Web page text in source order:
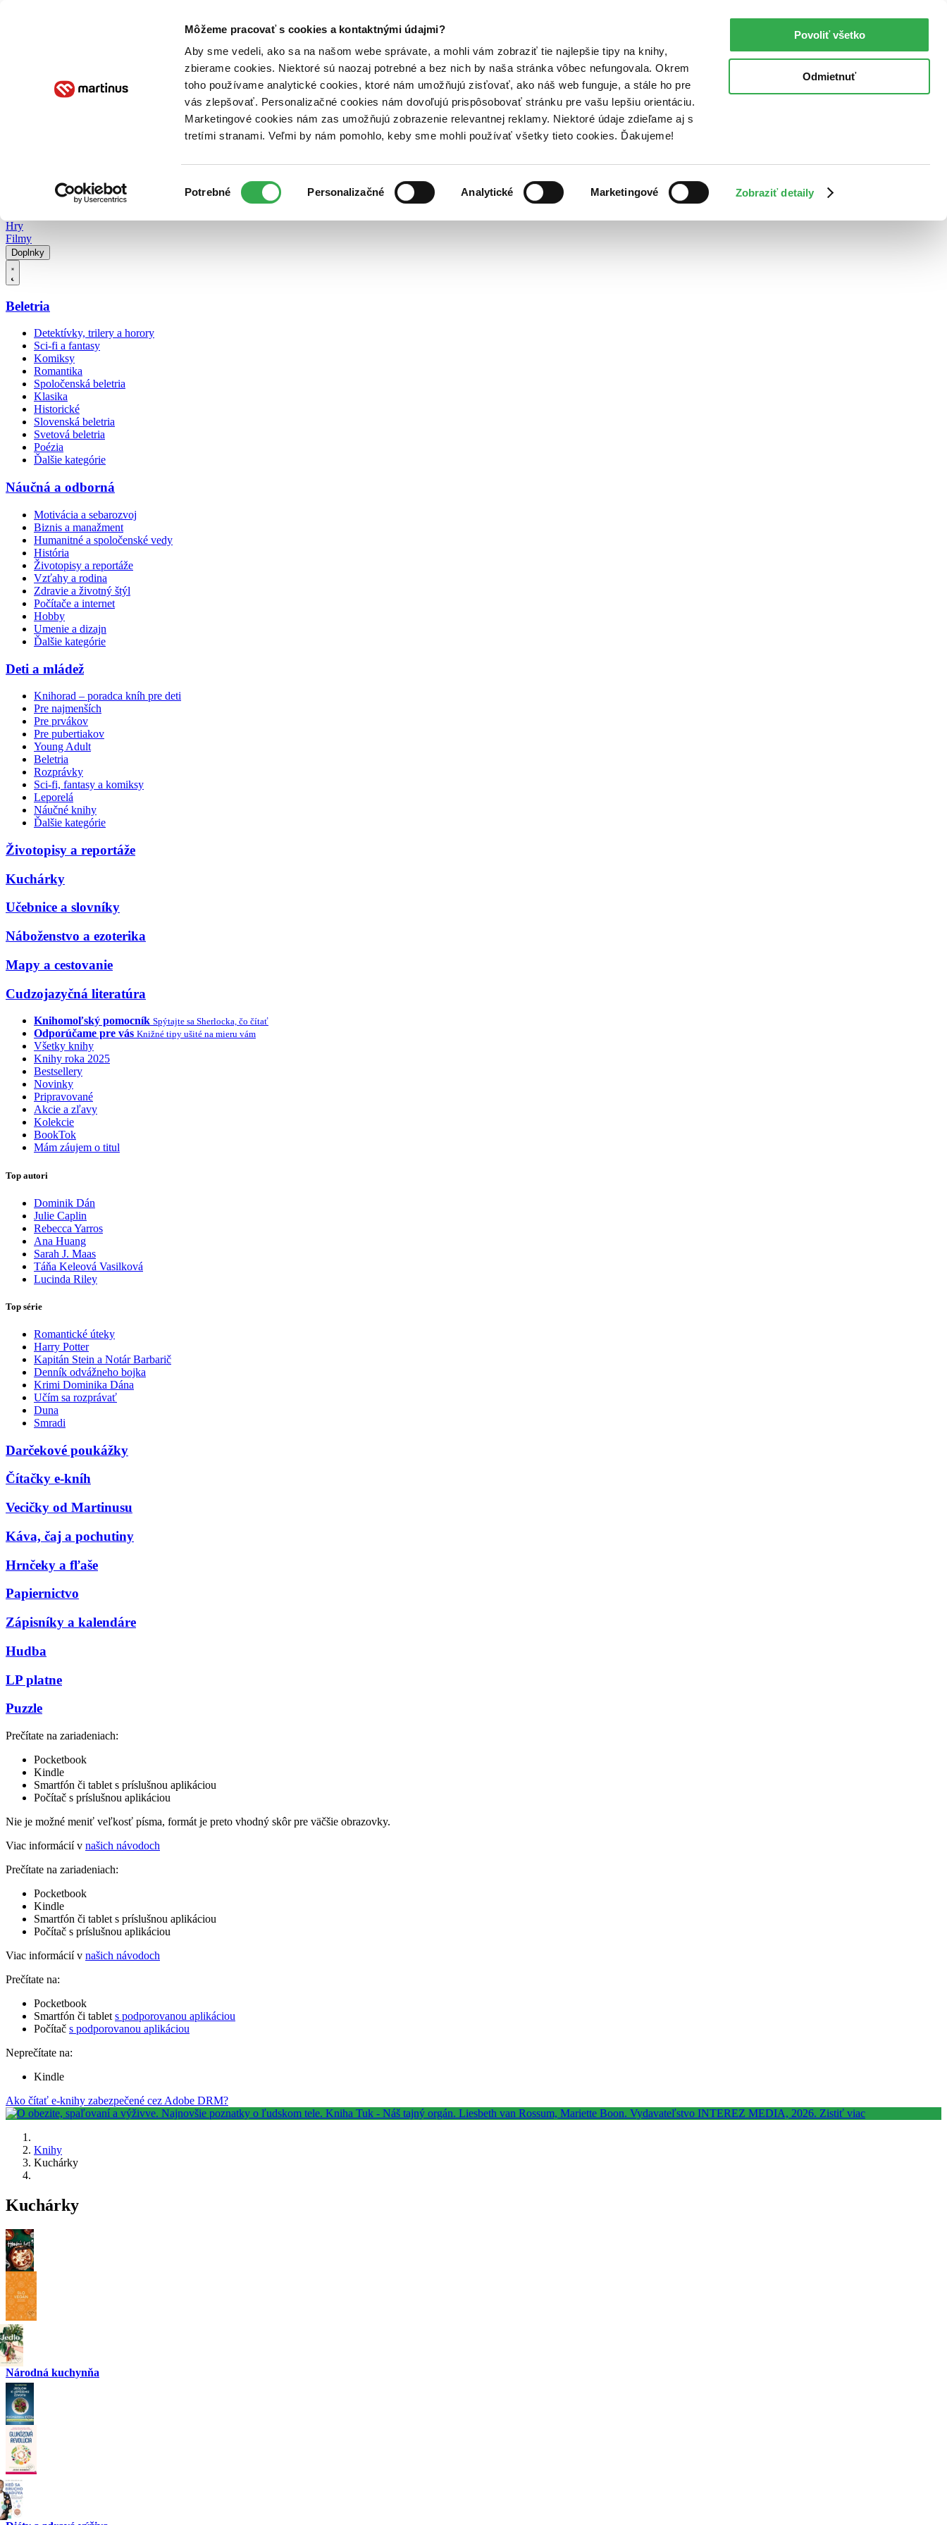
Môžeme pracovať s cookies a kontaktnými údajmi?
Aby sme vedeli, ako sa na našom webe správate, a mohli vám zobraziť tie najlepšie tipy na knihy,
zbierame cookies. Niektoré sú naozaj potrebné a bez nich by naša stránka vôbec nefungovala. Okrem
toho používame analytické cookies, ktoré nám umožňujú zisťovať, ako náš web funguje, a stále ho pre
vás zlepšovať. Personalizačné cookies nám dovoľujú prispôsobovať stránku pre vašu lepšiu orientáciu.
Marketingové cookies nám zas umožňujú zobrazenie relevantnej reklamy. Niektoré údaje zdieľame aj s
tretími stranami. Veľmi by nám pomohlo, keby sme mohli používať všetky tieto cookies. Ďakujeme!
súhlasu
Potrebné Personalizačné Analytické Marketingové Zobraziť detaily
Povoliť všetko
Odmietnuť
Poukážky Kontakt
Hry
Filmy
Doplnky
Beletria
Detektívky, trilery a horory
Sci-fi a fantasy
Komiksy
Romantika
Spoločenská beletria
Klasika
Historické
Slovenská beletria
Svetová beletria
Poézia
Ďalšie kategórie
Náučná a odborná
Motivácia a sebarozvoj
Biznis a manažment
Humanitné a spoločenské vedy
História
Životopisy a reportáže
Vzťahy a rodina
Zdravie a životný štýl
Počítače a internet
Hobby
Umenie a dizajn
Ďalšie kategórie
Deti a mládež
Knihorad – poradca kníh pre deti
Pre najmenších
Pre prvákov
Pre pubertiakov
Young Adult
Beletria
Rozprávky
Sci-fi, fantasy a komiksy
Leporelá
Náučné knihy
Ďalšie kategórie
Životopisy a reportáže
Kuchárky
Učebnice a slovníky
Náboženstvo a ezoterika
Mapy a cestovanie
Cudzojazyčná literatúra
Knihomoľský pomocník Spýtajte sa Sherlocka, čo čítať
Odporúčame pre vás Knižné tipy ušité na mieru vám
Všetky knihy
Knihy roka 2025
Bestsellery
Novinky
Pripravované
Akcie a zľavy
Kolekcie
BookTok
Mám záujem o titul
Top autori
Dominik Dán
Julie Caplin
Rebecca Yarros
Ana Huang
Sarah J. Maas
Táňa Keleová Vasilková
Lucinda Riley
Top série
Romantické úteky
Harry Potter
Kapitán Stein a Notár Barbarič
Denník odvážneho bojka
Krimi Dominika Dána
Učím sa rozprávať
Duna
Smradi
Darčekové poukážky
Čítačky e-kníh
Vecičky od Martinusu
Káva, čaj a pochutiny
Hrnčeky a fľaše
Papiernictvo
Zápisníky a kalendáre
Hudba
LP platne
Puzzle
Prečítate na zariadeniach:
Pocketbook
Kindle
Smartfón či tablet s príslušnou aplikáciou
Počítač s príslušnou aplikáciou
Nie je možné meniť veľkosť písma, formát je preto vhodný skôr pre väčšie obrazovky.
Viac informácií v našich návodoch
Prečítate na zariadeniach:
Pocketbook
Kindle
Smartfón či tablet s príslušnou aplikáciou
Počítač s príslušnou aplikáciou
Viac informácií v našich návodoch
Prečítate na:
Pocketbook
Smartfón či tablet s podporovanou aplikáciou
Počítač s podporovanou aplikáciou
Neprečítate na:
Kindle
Ako čítať e-knihy zabezpečené cez Adobe DRM?
Knihy
Kuchárky
Kuchárky
Národná kuchynňa